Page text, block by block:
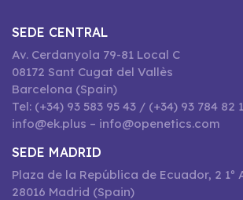
SEDE CENTRAL
Av. Cerdanyola 79-81 Local C
08172 Sant Cugat del Vallès
Barcelona (Spain)
Tel: (+34) 93 583 95 43 / (+34) 93 784 82
info@ek.plus – info@openetics.com
SEDE MADRID
Plaza de la República de Ecuador, 2 1º
28016 Madrid (Spain)